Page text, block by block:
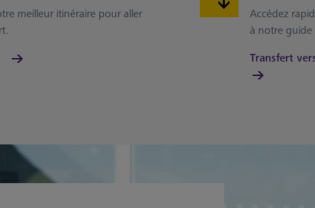
meilleur itinéraire pour aller
Accédez
à notre guide
Transfert